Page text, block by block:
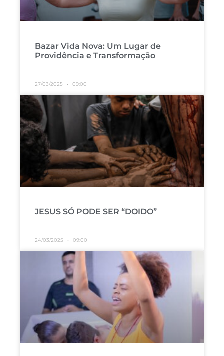
Bazar Vida Nova: Um Lugar de
Providência e Transformação
27/03/2025 09:00
JESUS SÓ PODE SER “DOIDO”
24/03/2025 09:00